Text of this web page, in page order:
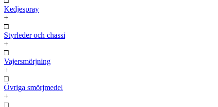
Kedjespray
+
□
Styrleder och chassi
+
□
Vajersmörjning
+
□
Övriga smörjmedel
+
□